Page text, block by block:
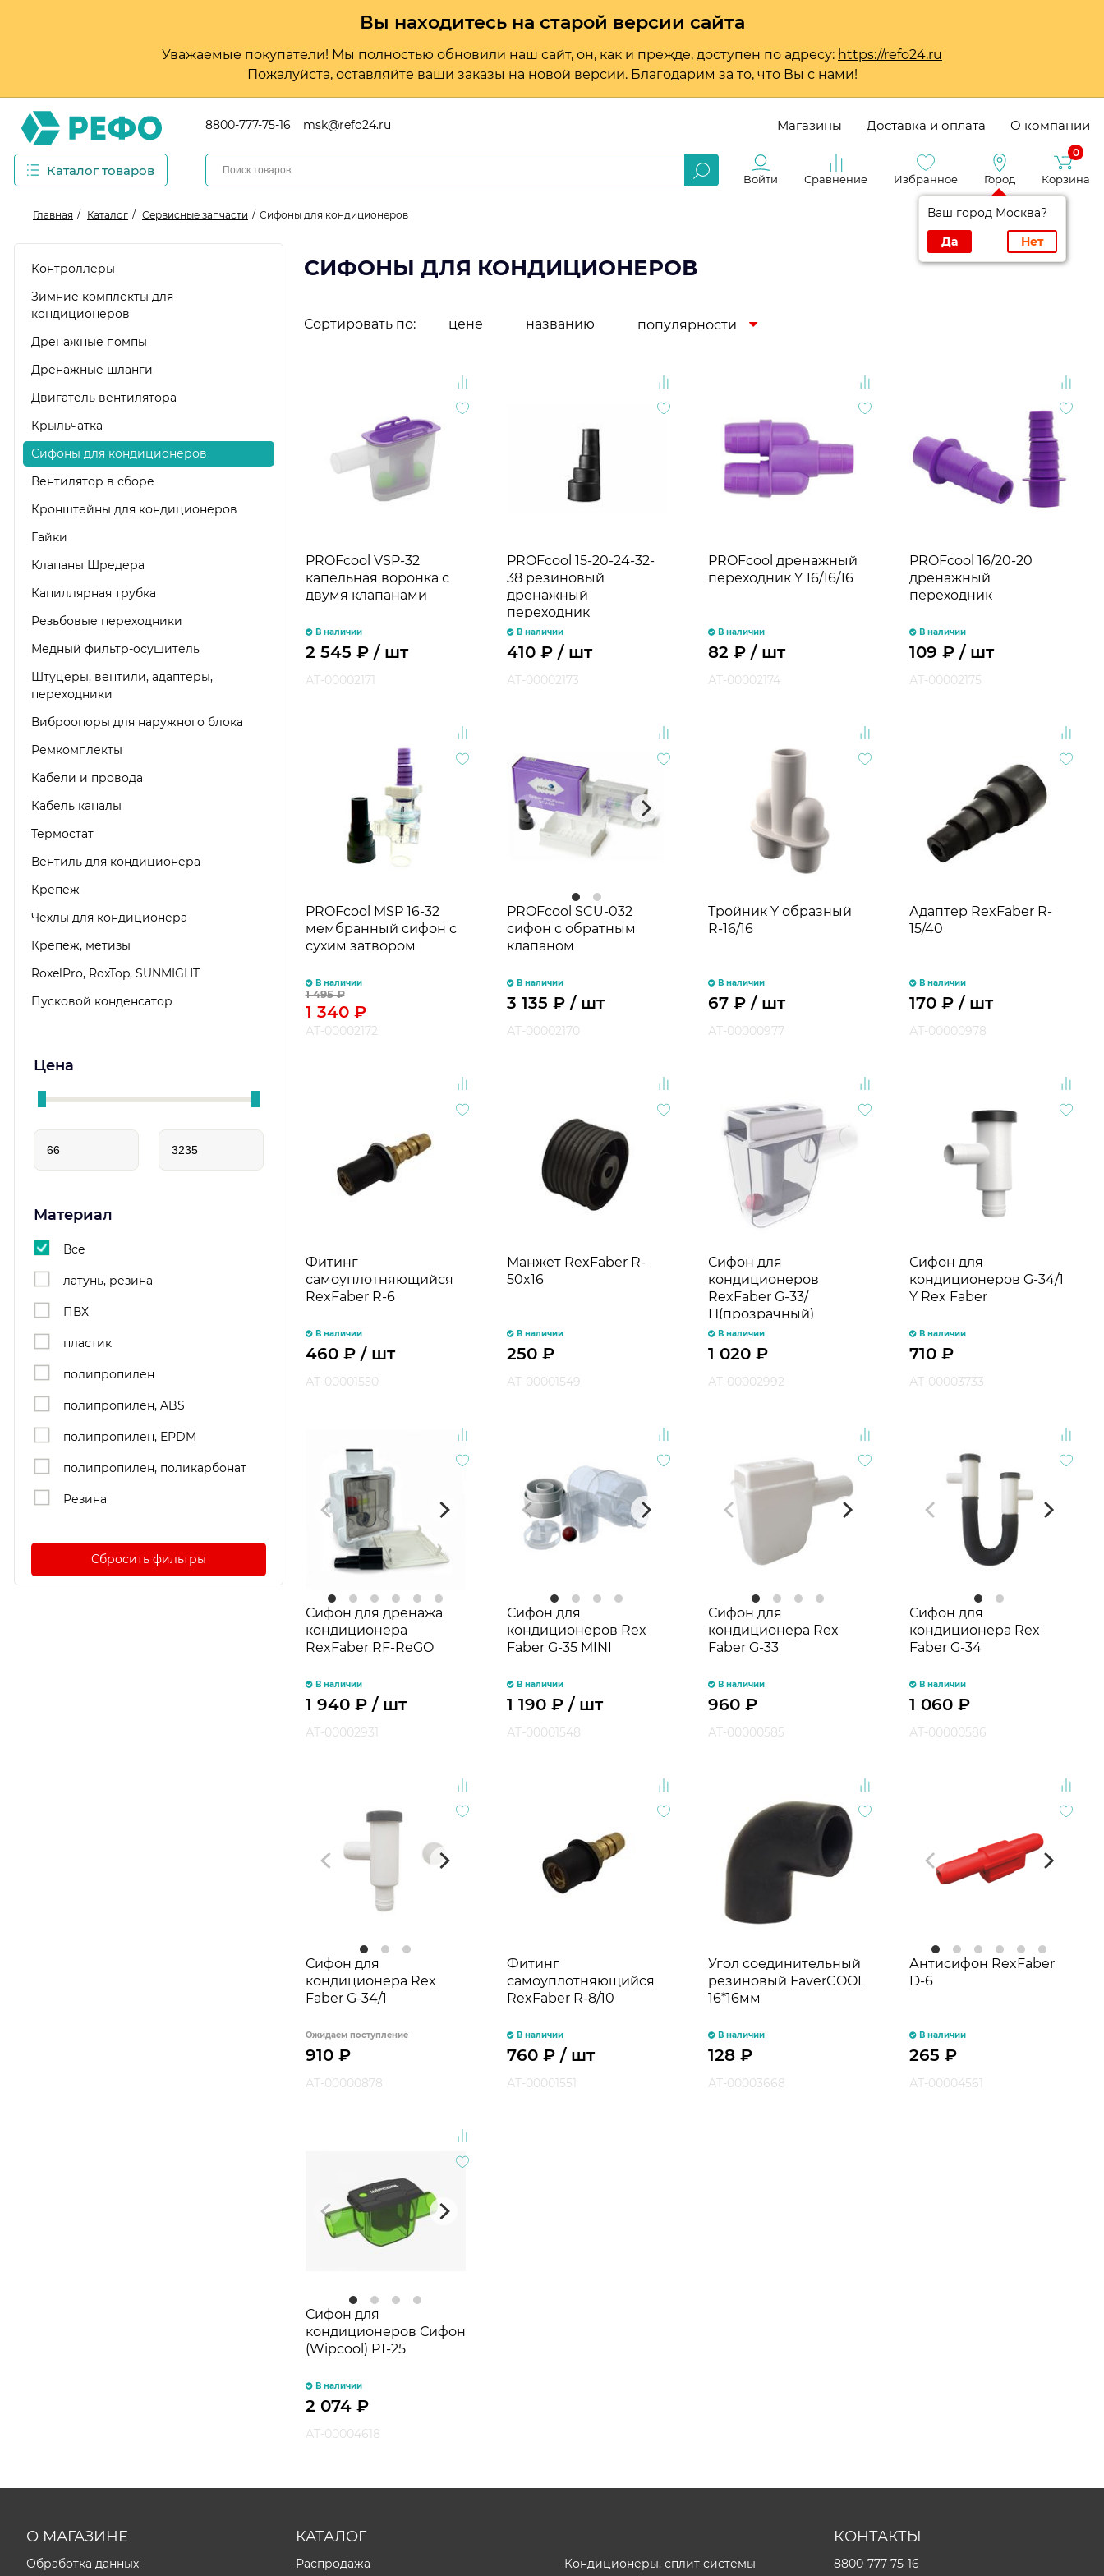
Вы находитесь на старой версии сайта
Уважаемые покупатели! Мы полностью обновили наш сайт, он, как и прежде, доступен по адресу: https://refo24.ru
Пожалуйста, оставляйте ваши заказы на новой версии. Благодарим за то, что Вы с нами!
8800-777-75-16 msk@refo24.ru Магазины Доставка и оплата О компании
Каталог товаров
Войти Сравнение Избранное Город
Ваш город Москва?
Да
Нет
0
Корзина
Главная Каталог Сервисные запчасти Сифоны для кондиционеров
Контроллеры
Зимние комплекты для
кондиционеров
Дренажные помпы
Дренажные шланги
Двигатель вентилятора
Крыльчатка
Сифоны для кондиционеров
Вентилятор в сборе
Кронштейны для кондиционеров
Гайки
Клапаны Шредера
Капиллярная трубка
Резьбовые переходники
Медный фильтр-осушитель
Штуцеры, вентили, адаптеры,
переходники
Виброопоры для наружного блока
Ремкомплекты
Кабели и провода
Кабель каналы
Термостат
Вентиль для кондиционера
Крепеж
Чехлы для кондиционера
Крепеж, метизы
RoxelPro, RoxTop, SUNMIGHT
Пусковой конденсатор
Цена
Материал
Все
латунь, резина
ПВХ
пластик
полипропилен
полипропилен, ABS
полипропилен, EPDM
полипропилен, поликарбонат
Резина
Сбросить фильтры
СИФОНЫ ДЛЯ КОНДИЦИОНЕРОВ
Сортировать по: цене названию популярности
PROFcool VSP-32
капельная воронка с
двумя клапанами
В наличии
2 545 ₽ / шт
АТ-00002171
PROFcool 15-20-24-32-
38 резиновый
дренажный
переходник
В наличии
410 ₽ / шт
АТ-00002173
PROFcool дренажный
переходник Y 16/16/16
В наличии
82 ₽ / шт
АТ-00002174
PROFcool 16/20-20
дренажный
переходник
В наличии
109 ₽ / шт
АТ-00002175
PROFcool MSP 16-32
мембранный сифон с
сухим затвором
В наличии
1 495₽
1 340₽
АТ-00002172
PROFcool SCU-032
сифон с обратным
клапаном
В наличии
3 135 ₽ / шт
АТ-00002170
Тройник Y образный
R-16/16
В наличии
67 ₽ / шт
АТ-00000977
Адаптер RexFaber R-
15/40
В наличии
170 ₽ / шт
АТ-00000978
Фитинг
самоуплотняющийся
RexFaber R-6
В наличии
460 ₽ / шт
АТ-00001550
Манжет RexFaber R-
50x16
В наличии
250 ₽
АТ-00001549
Сифон для
кондиционеров
RexFaber G-33/
П(прозрачный)
В наличии
1 020 ₽
АТ-00002992
Сифон для
кондиционеров G-34/1
Y Rex Faber
В наличии
710 ₽
АТ-00003733
Сифон для дренажа
кондиционера
RexFaber RF-ReGO
В наличии
1 940 ₽ / шт
АТ-00002931
Сифон для
кондиционеров Rex
Faber G-35 MINI
В наличии
1 190 ₽ / шт
АТ-00001548
Сифон для
кондиционера Rex
Faber G-33
В наличии
960 ₽
АТ-00000585
Сифон для
кондиционера Rex
Faber G-34
В наличии
1 060 ₽
АТ-00000586
Сифон для
кондиционера Rex
Faber G-34/1
Ожидаем поступление
910 ₽
АТ-00000878
Фитинг
самоуплотняющийся
RexFaber R-8/10
В наличии
760 ₽ / шт
АТ-00001551
Угол соединительный
резиновый FaverCOOL
16*16мм
В наличии
128 ₽
АТ-00003668
Антисифон RexFaber
D-6
В наличии
265 ₽
АТ-00004561
Сифон для
кондиционеров Сифон
(Wipcool) PT-25
В наличии
2 074 ₽
АТ-00004618
О МАГАЗИНЕ
Обработка данных
КАТАЛОГ
Распродажа Кондиционеры, сплит системы
КОНТАКТЫ
8800-777-75-16